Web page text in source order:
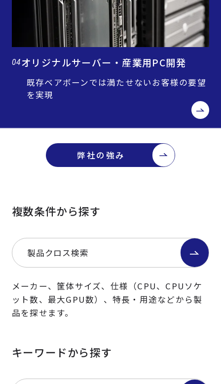
04オリジナルサーバー・産業用PC開発
既存ベアボーンでは満たせないお客様の要望
を実現
弊社の強み
複数条件から探す
製品クロス検索
メーカー、筐体サイズ、仕様（CPU、CPUソケ
ット数、最大GPU数）、特長・用途などから製
品を探せます。
キーワードから探す